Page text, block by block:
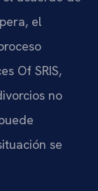
el
Of SRIS,
no
se